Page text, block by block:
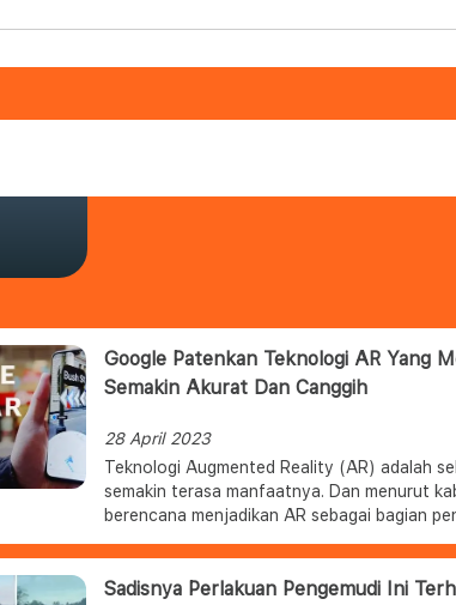
Google Patenkan Teknologi AR Yang
Semakin Akurat Dan Canggih
28 April 2023
Teknologi Augmented Reality (AR) adalah
semakin terasa manfaatnya. Dan menurut
berencana menjadikan AR sebagai bagian
Sadisnya Perlakuan Pengemudi Ini